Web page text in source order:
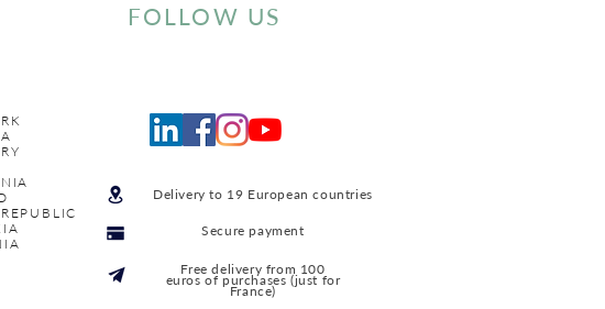
FOLLOW US
Delivery to 19 European countries
Secure payment
Free delivery from 100
euros of purchases (just for
France)